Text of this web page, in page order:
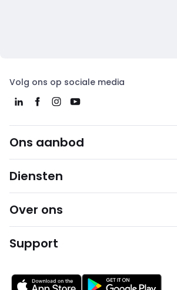
Volg ons op sociale media
Ons aanbod
Diensten
Over ons
Support